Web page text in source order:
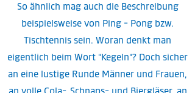
So ähnlich mag auch die Beschreibung
beispielsweise von Ping - Pong bzw.
Tischtennis sein. Woran denkt man
eigentlich beim Wort "Kegeln"? Doch sicher
an eine lustige Runde Männer und Frauen,